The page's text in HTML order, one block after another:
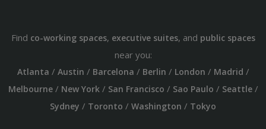
Find co-working spaces, executive suites, and public spaces
near you:
Atlanta / Austin / Barcelona / Berlin / London / Madrid /
Melbourne/ New York/ San Francisco / Sao Paulo / Seattle/
Sydney / Toronto / Washington / Tokyo